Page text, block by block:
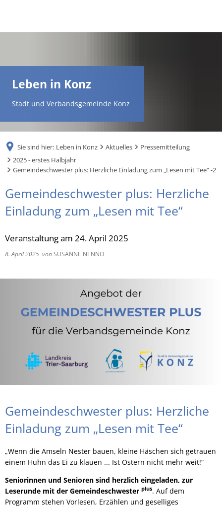
UK
Leben in Konz
Stadt und Verbandsgemeinde Konz
Sie sind hier: Leben in Konz Aktuelles
Pressemitteilung
2025 - erstes Halbjahr
Gemeindeschwester plus: Herzliche Einladung zum „Lesen mit Tee“ -2
Gemeindeschwester plus: Herzliche
Einladung zum „Lesen mit Tee“
Veranstaltung am 24. April 2025
8. April 2025 vonSUSANNE NENNO
Gemeindeschwester plus: Herzliche
Einladung zum „Lesen mit Tee“
„Wenn die Amseln Nester bauen, kleine Häschen sich getrauen
einem Huhn das Ei zu klauen ... Ist Ostern nicht mehr weit!“
Seniorinnen und Senioren sind herzlich eingeladen, zur
Leserunde mit der Gemeindeschwester plus. Auf dem
Programm stehen Vorlesen, Erzählen und geselliges